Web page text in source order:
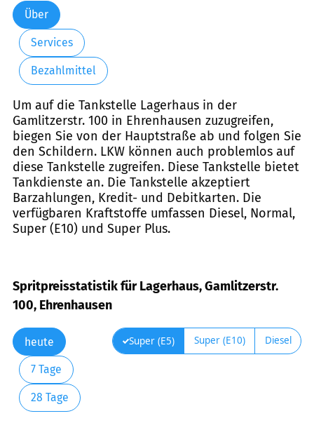
Über
Services
Bezahlmittel
Um auf die Tankstelle Lagerhaus in der
Gamlitzerstr. 100 in Ehrenhausen zuzugreifen,
biegen Sie von der Hauptstraße ab und folgen Sie
den Schildern. LKW können auch problemlos auf
diese Tankstelle zugreifen. Diese Tankstelle bietet
Tankdienste an. Die Tankstelle akzeptiert
Barzahlungen, Kredit- und Debitkarten. Die
verfügbaren Kraftstoffe umfassen Diesel, Normal,
Super (E10) und Super Plus.
Spritpreisstatistik für Lagerhaus, Gamlitzerstr.
100, Ehrenhausen
heute
7 Tage
28 Tage
Super (E5) Super (E10) Diesel